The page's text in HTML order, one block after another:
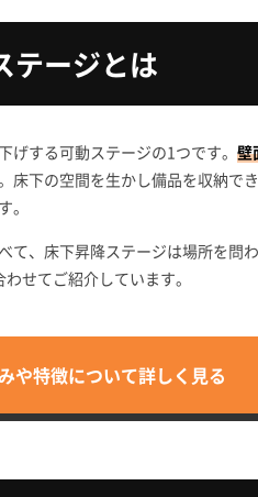
テージとは
する可動ステージの1つです。 壁
床下の空間を生かし備品を収納で
て、床下昇降ステージは場所を問
せてご紹介しています。
や特徴について詳しく見る